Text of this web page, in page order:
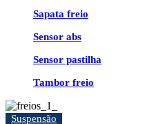
Sapata freio
Sensor abs
Sensor pastilha
Tambor freio
Suspensão